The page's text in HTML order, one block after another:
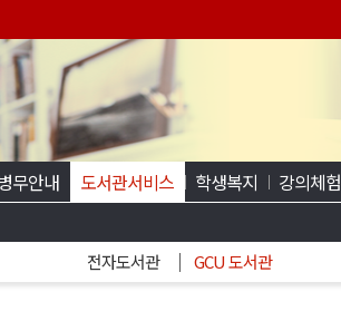
무안내 도서관서비스
전자도서관 GCU 도서관
학생복지 강의체험